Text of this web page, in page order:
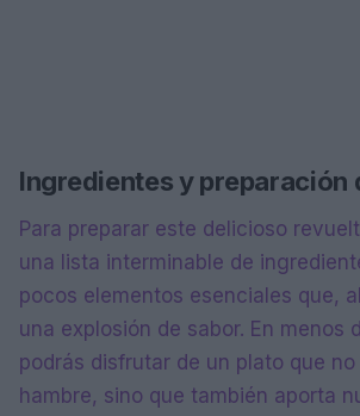
Ingredientes y preparación
Para preparar este delicioso
una lista interminable de
pocos elementos esenciales que,
una explosión de sabor. En menos
podrás disfrutar de un plato que no
hambre, sino que también aporta